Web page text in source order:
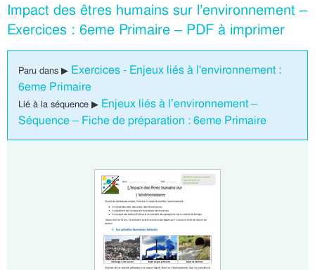
Impact des êtres humains sur l’environnement –
Exercices : 6eme Primaire – PDF à imprimer
Paru dans ▶ Exercices - Enjeux liés à l'environnement :
6eme Primaire
Lié à la séquence ▶ Enjeux liés à l’environnement –
Séquence – Fiche de préparation : 6eme Primaire